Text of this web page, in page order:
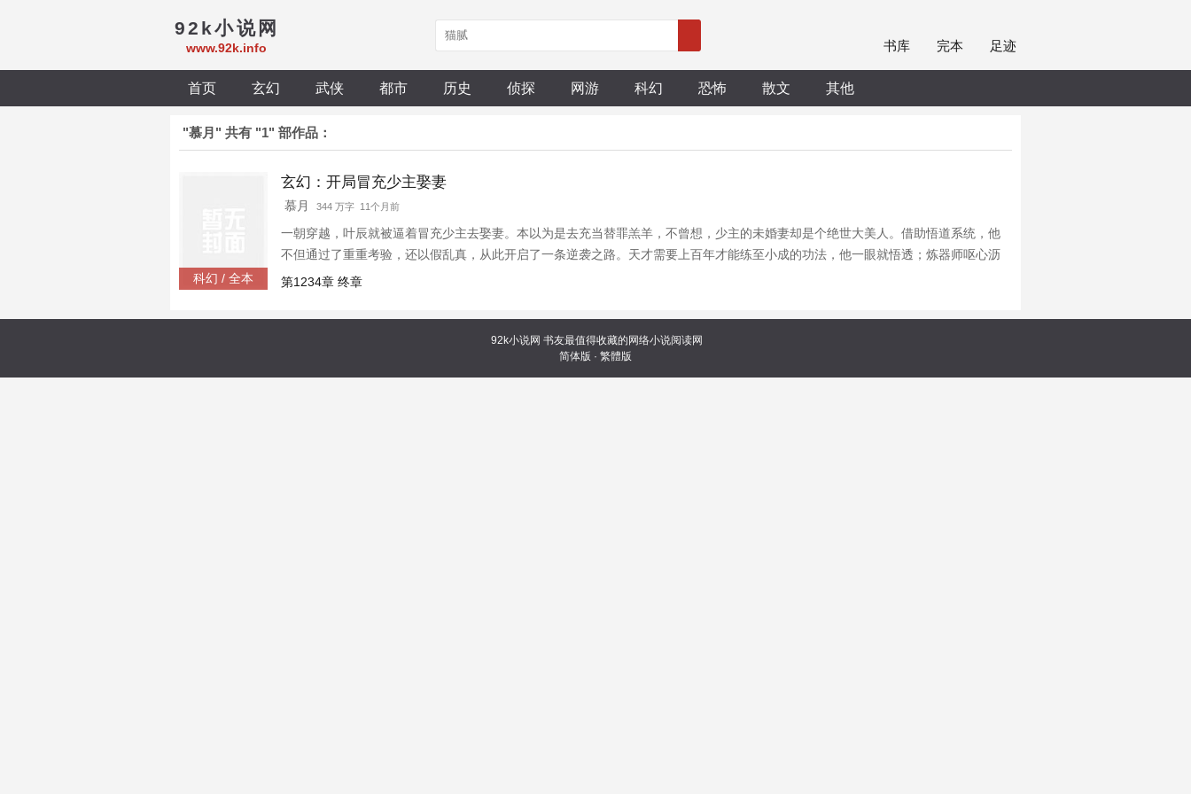
92k小说网
www.92k.info 书库 完本 足迹
首页 玄幻 武侠 都市 历史 侦探 网游 科幻 恐怖 散文 其他
"慕月" 共有 "1" 部作品：
科幻 / 全本
玄幻：开局冒充少主娶妻
慕月 344 万字 11个月前
一朝穿越，叶辰就被逼着冒充少主去娶妻。本以为是去充当替罪羔羊，不曾想，少主的未婚妻却是个绝世大美人。借助悟道系统，他
不但通过了重重考验，还以假乱真，从此开启了一条逆袭之路。天才需要上百年才能练至小成的功法，他一眼就悟透；炼器师呕心沥
血才炼制而成的法宝
第1234章 终章
92k小说网 书友最值得收藏的网络小说阅读网
简体版 · 繁體版